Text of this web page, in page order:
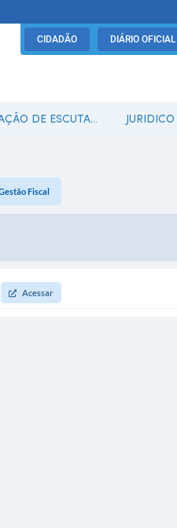
CIDADÃO DIÁRIO OFICIAL
DE ESCUTA... JURIDICO
Fiscal
Acessar